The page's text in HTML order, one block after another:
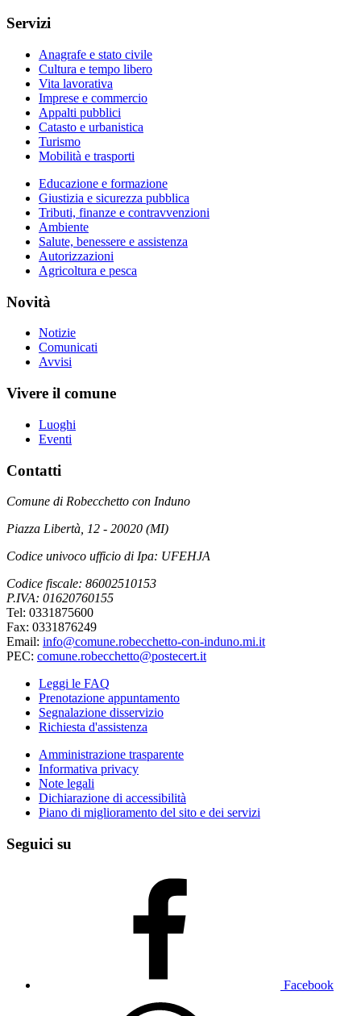
Servizi
Anagrafe e stato civile
Cultura e tempo libero
Vita lavorativa
Imprese e commercio
Appalti pubblici
Catasto e urbanistica
Turismo
Mobilità e trasporti
Educazione e formazione
Giustizia e sicurezza pubblica
Tributi, finanze e contravvenzioni
Ambiente
Salute, benessere e assistenza
Autorizzazioni
Agricoltura e pesca
Novità
Notizie
Comunicati
Avvisi
Vivere il comune
Luoghi
Eventi
Contatti
Comune di Robecchetto con Induno
Piazza Libertà, 12 - 20020 (MI)
Codice univoco ufficio di Ipa: UFEHJA
Codice fiscale: 86002510153
P.IVA: 01620760155
Tel: 0331875600
Fax: 0331876249
Email: info@comune.robecchetto-con-induno.mi.it
PEC: comune.robecchetto@postecert.it
Leggi le FAQ
Prenotazione appuntamento
Segnalazione disservizio
Richiesta d'assistenza
Amministrazione trasparente
Informativa privacy
Note legali
Dichiarazione di accessibilità
Piano di miglioramento del sito e dei servizi
Seguici su
Facebook